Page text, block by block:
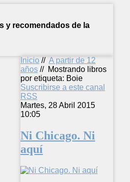
y recomendados de la
Inicio // A partir de 12
años // Mostrando libros
por etiqueta: Boie
Suscribirse a este canal
RSS
Martes, 28 Abril 2015
10:05
Ni Chicago. Ni
aquí